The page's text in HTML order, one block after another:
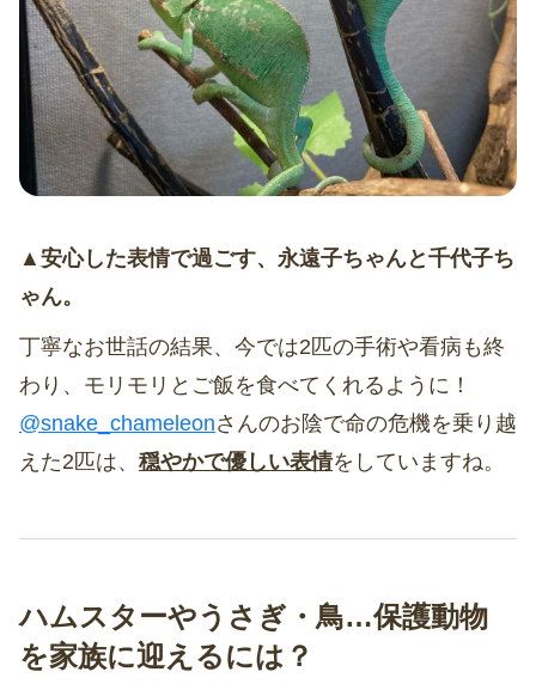
▲安心した表情で過ごす、永遠子ちゃんと千代子ち
ゃん。
丁寧なお世話の結果、今では2匹の手術や看病も終
わり、モリモリとご飯を食べてくれるように！
@snake_chameleonさんのお陰で命の危機を乗り越
えた2匹は、 穏やかで優しい表情をしていますね。
ハムスターやうさぎ・鳥…保護動物
を家族に迎えるには？